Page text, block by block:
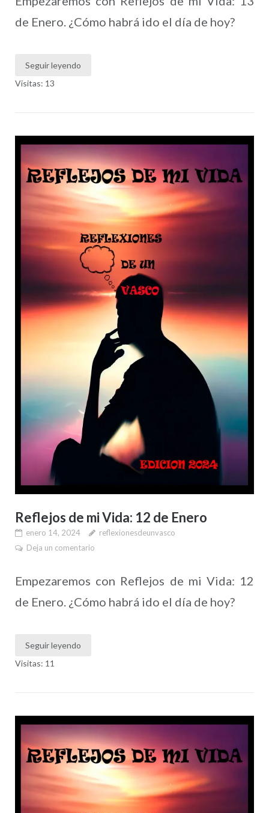
de Enero. ¿Cómo habrá ido el día de hoy?
Seguir leyendo
Visitas: 13
Reflejos de mi Vida: 12 de Enero
enero 14, 2024
reflexionesdeunvasco
Deja un comentario
Empezaremos con Reflejos de mi Vida: 12
de Enero. ¿Cómo habrá ido el día de hoy?
Seguir leyendo
Visitas: 11